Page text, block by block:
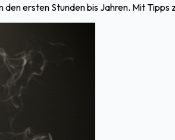
ersten Stunden bis Jahren. Mit